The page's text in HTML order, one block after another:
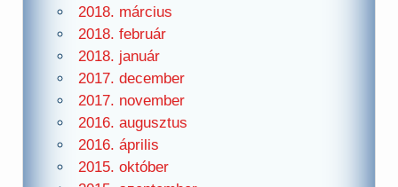
2018. március
2018. február
2018. január
2017. december
2017. november
2016. augusztus
2016. április
2015. október